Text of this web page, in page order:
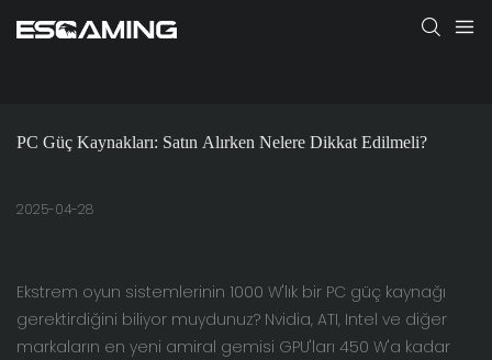
PC Güç Kaynakları: Satın Alırken Nelere Dikkat Edilmeli?
2025-04-28
Ekstrem oyun sistemlerinin 1000 W'lık bir PC güç kaynağı
gerektirdiğini biliyor muydunuz? Nvidia, ATI, Intel ve diğer
markaların en yeni amiral gemisi GPU'ları 450 W'a kadar